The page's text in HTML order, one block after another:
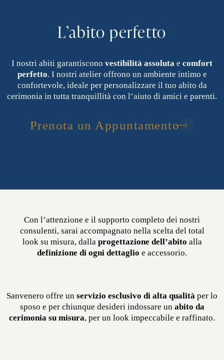
L’abito perfetto
I nostri abiti garantiscono vestibilità assoluta e comfort
perfetto. I nostri atelier offrono un ambiente intimo e
confortevole, ideale per personalizzare il tuo abito da
cerimonia in tutta tranquillità con l’aiuto di amici e parenti.
Prenota un Appuntamento
Con l’attenzione e il supporto completo dei nostri
consulenti, sarai accompagnato nella scelta del total
look su misura, dalla progettazione dell’abito alla
definizione di ogni dettaglio e accessorio.
Sanvenero offre un servizio esclusivo di alta qualità per lo
sposo e per chiunque desideri indossare un abito da
cerimonia su misura, per un look impeccabile e raffinato.